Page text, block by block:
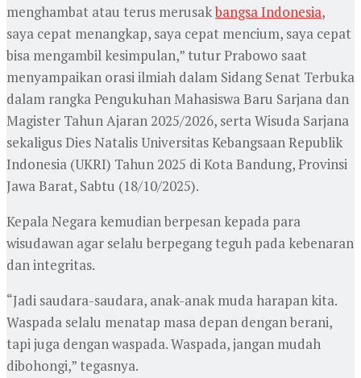
menghambat atau terus merusakbangsa Indonesia,
saya cepat menangkap, saya cepat mencium, saya cepat
bisa mengambil kesimpulan,” tutur Prabowo saat
menyampaikan orasi ilmiah dalam Sidang Senat Terbuka
dalam rangka Pengukuhan Mahasiswa Baru Sarjana dan
Magister Tahun Ajaran 2025/2026, serta Wisuda Sarjana
sekaligus Dies Natalis Universitas Kebangsaan Republik
Indonesia (UKRI) Tahun 2025 di Kota Bandung, Provinsi
Jawa Barat, Sabtu (18/10/2025).
Kepala Negara kemudian berpesan kepada para
wisudawan agar selalu berpegang teguh pada kebenaran
dan integritas.
“Jadi saudara-saudara, anak-anak muda harapan kita.
Waspada selalu menatap masa depan dengan berani,
tapi juga dengan waspada. Waspada, jangan mudah
dibohongi,” tegasnya.